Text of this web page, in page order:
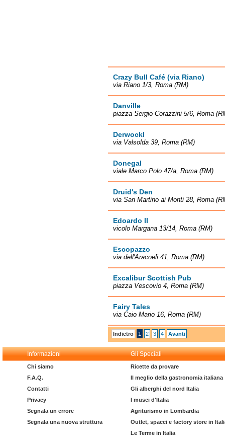
Crazy Bull Café (via Riano)
via Riano 1/3, Roma (RM)
Danville
piazza Sergio Corazzini 5/6, Roma
Derwockl
via Valsolda 39, Roma (RM)
Donegal
viale Marco Polo 47/a, Roma (RM)
Druid's Den
via San Martino ai Monti 28, Roma
Edoardo II
vicolo Margana 13/14, Roma (RM)
Escopazzo
via dell'Aracoeli 41, Roma (RM)
Excalibur Scottish Pub
piazza Vescovio 4, Roma (RM)
Fairy Tales
via Caio Mario 16, Roma (RM)
Indietro 1 2 3 4 Avanti
Informazioni Gli Speciali
Chi siamo
F.A.Q.
Contatti
Privacy
Segnala un errore
Segnala una nuova struttura
Ricette da provare
Il meglio della gastronomia italiana
Gli alberghi del nord Italia
I musei d'Italia
Agriturismo in Lombardia
Outlet, spacci e factory store in
Le Terme in Italia